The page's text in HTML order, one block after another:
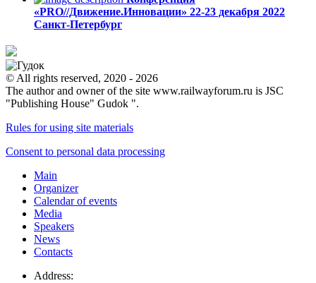
«PRO//Движение.Инновации» 22-23 декабря 2022
Санкт-Петербург
© All rights reserved, 2020 - 2026
The author and owner of the site www.railwayforum.ru is JSC
"Publishing House" Gudok ".
Rules for using site materials
Consent to personal data processing
Main
Organizer
Calendar of events
Media
Speakers
News
Contacts
Address: